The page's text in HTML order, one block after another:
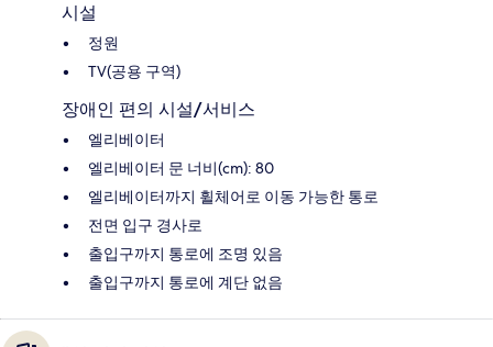
시설
정원
TV(공용 구역)
장애인 편의 시설/서비스
엘리베이터
엘리베이터 문 너비(cm): 80
엘리베이터까지 휠체어로 이동 가능한 통로
전면 입구 경사로
출입구까지 통로에 조명 있음
출입구까지 통로에 계단 없음